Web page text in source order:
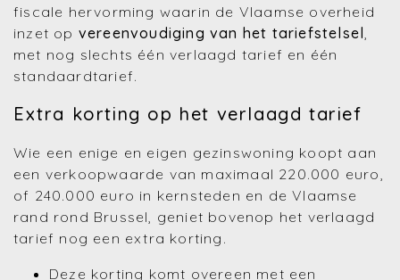
fiscale hervorming waarin de Vlaamse overheid
inzet op vereenvoudiging van het tariefstelsel,
met nog slechts één verlaagd tarief en één
standaardtarief.
Extra korting op het verlaagd tarief
Wie een enige en eigen gezinswoning koopt aan
een verkoopwaarde van maximaal 220.000 euro,
of 240.000 euro in kernsteden en de Vlaamse
rand rond Brussel, geniet bovenop het verlaagd
tarief nog een extra korting.
Deze korting komt overeen met een